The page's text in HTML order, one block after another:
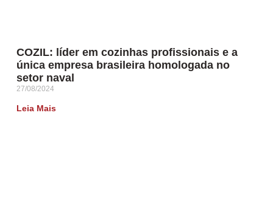
COZIL: líder em cozinhas profissionais e a
única empresa brasileira homologada no
setor naval
27/08/2024
Leia Mais